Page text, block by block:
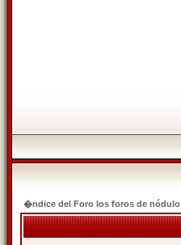
�ndice del Foro los foros de nódulo